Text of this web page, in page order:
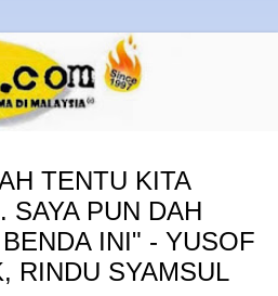
TENTU KITA
SAYA PUN DAH
INI" - YUSOF
RINDU SYAMSUL